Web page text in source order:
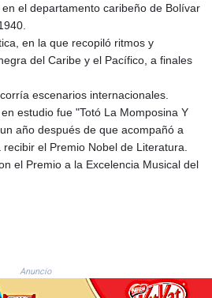
HKD 7.84545
HRK 6.520949
HTG 130.40262
IDR 17787
ILS 3.002101
IMP 0.741752
INR 95.255497
IQD
JOD 0.708998
el departamento caribeño de Bolívar
en la que recopiló ritmos y
del Caribe y el Pacífico, a finales
escenarios internacionales.
estudio fue "Totó La Momposina Y
año después de que acompañó a
el Premio Nobel de Literatura.
el Premio a la Excelencia Musical del
Anuncio